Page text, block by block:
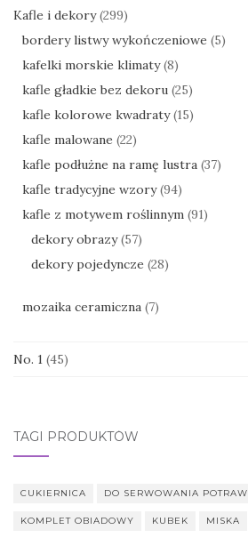
Kafle i dekory (299)
bordery listwy wykończeniowe (5)
kafelki morskie klimaty (8)
kafle gładkie bez dekoru (25)
kafle kolorowe kwadraty (15)
kafle malowane (22)
kafle podłużne na ramę lustra (37)
kafle tradycyjne wzory (94)
kafle z motywem roślinnym (91)
dekory obrazy (57)
dekory pojedyncze (28)
mozaika ceramiczna (7)
No. 1 (45)
TAGI PRODUKTÓW
CUKIERNICA DO SERWOWANIA POTRAW
KOMPLET OBIADOWY KUBEK MISKA